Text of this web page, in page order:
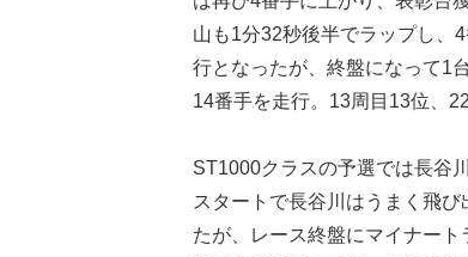
山も1分32秒後半でラップし、
行となったが、終盤になって1
14番手を走行。13周目13位、
ST1000クラスの予選では長谷
スタートで長谷川はうまく飛
たが、レース終盤にマイナー